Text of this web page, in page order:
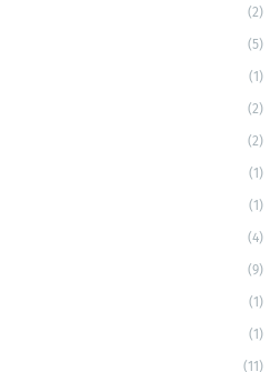
(2)
(5)
(1)
(2)
(2)
(1)
(1)
(4)
(9)
(1)
(1)
(11)